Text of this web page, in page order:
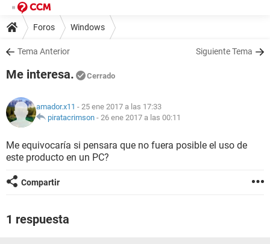
Foros Windows
Tema Anterior Siguiente Tema
Me interesa. Cerrado
amador.x11 - 25 ene 2017 a las 17:33
piratacrimson - 26 ene 2017 a las 00:11
Me equivocaría si pensara que no fuera posible el uso de
este producto en un PC?
Compartir
1 respuesta